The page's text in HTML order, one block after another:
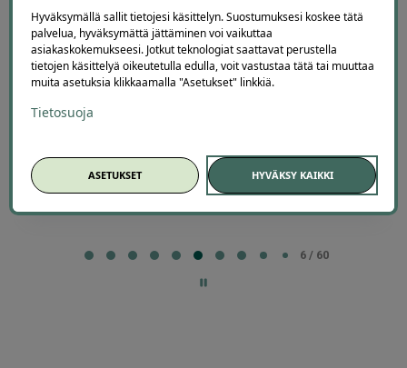
Paukkuri
väitti, että alennus oli jo käytetty.
Lisätty
7 / 60
Hyväksymällä sallit tietojesi käsittelyn. Suostumuksesi koskee tätä
palvelua, hyväksymättä jättäminen voi vaikuttaa
asiakaskokemukseesi. Jotkut teknologiat saattavat perustella
tietojen käsittelyä oikeutetulla edulla, voit vastustaa tätä tai muuttaa
muita asetuksia klikkaamalla "Asetukset" linkkiä.
Tietosuoja
ASETUKSET HYVÄKSY KAIKKI